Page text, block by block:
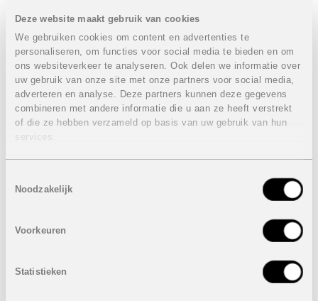
Deze website maakt gebruik van cookies
We gebruiken cookies om content en advertenties te
personaliseren, om functies voor social media te bieden en om
ons websiteverkeer te analyseren. Ook delen we informatie over
uw gebruik van onze site met onze partners voor social media,
adverteren en analyse. Deze partners kunnen deze gegevens
combineren met andere informatie die u aan ze heeft verstrekt
of die ze hebben verzameld op basis van uw gebruik van hun
services.
Noodzakelijk
Voorkeuren
Statistieken
minuten vinden we enkele fantastische stranden die tot
wandelgebieden, watersporten, 3 golfbanen en nog veel
meer. Ideaal voor wie op zoek is naar de rust of het
avontuurlijke.
Eigenschappen villa's: VERKOCHT
3 Slaapkamers
3 Badkamers
Dakterras: 64,60 m²
Kelder: 106,76 m²
Privaat zwembad